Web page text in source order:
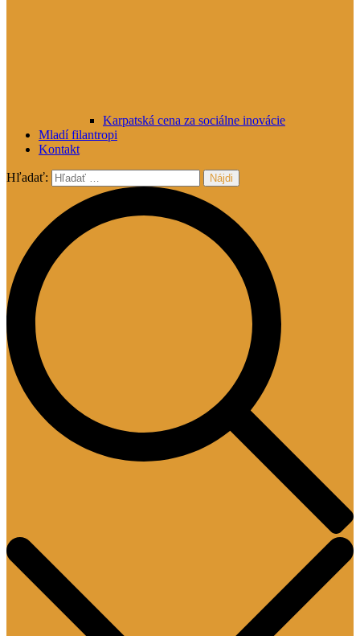
Karpatská cena za sociálne inovácie
Mladí filantropi
Kontakt
Hľadať: